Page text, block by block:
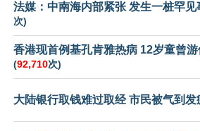
法媒：中南海内部紧张 发生一桩罕见
次)
香港现首例基孔肯雅热病 12岁童曾游
(92,710次)
大陆银行取钱难过取经 市民被气到发